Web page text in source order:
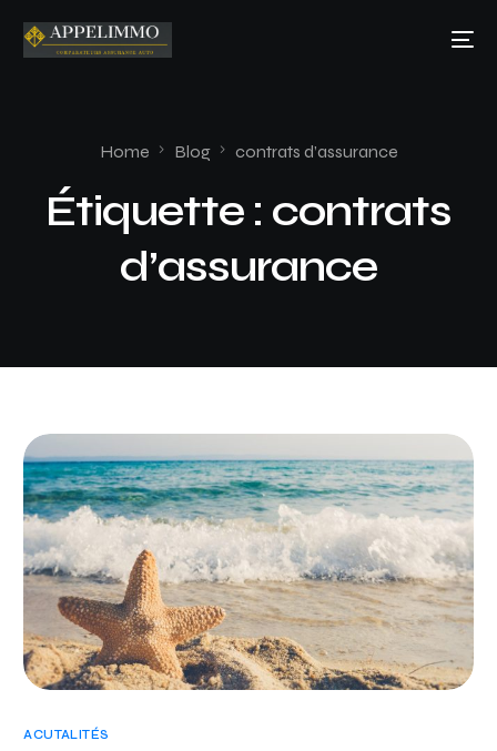
Home Blog contrats d’assurance
Étiquette : contrats
d’assurance
ACUTALITÉS